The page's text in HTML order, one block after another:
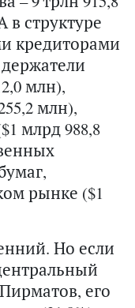
в структуре
кредиторами
млн),
млн),
млрд 988,8
рынке ($1
Но если
его